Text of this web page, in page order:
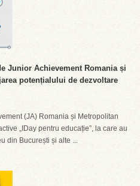
Junior Achievement Romania și
potențialului de dezvoltare
(JA) Romania și Metropolitan
„IDay pentru educație”, la care au
din București și alte ...